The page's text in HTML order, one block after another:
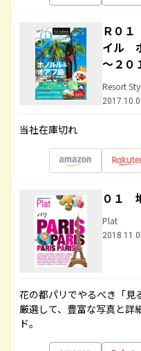
Ｒ０
イル
～２０
Resort
当社在庫切れ
０１
Plat
花の都パリでやるべき「見
厳選して、豊富な写真と詳
ド。